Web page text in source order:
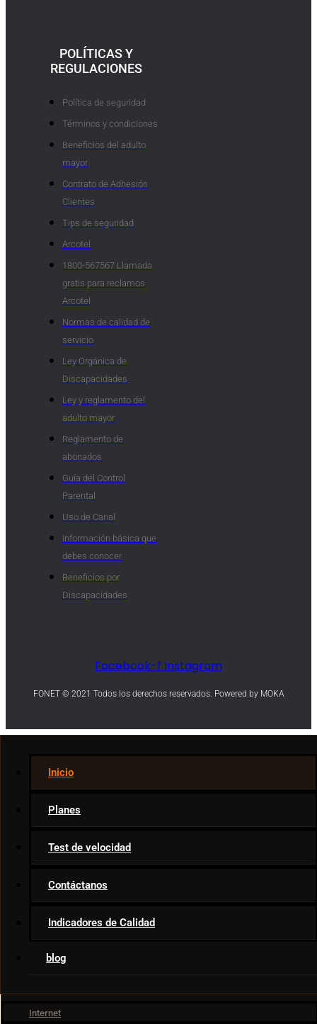
Internet
Telecom News
Smart Home
Game Tips
Inicio
Planes
Test de velocidad
Contáctanos
Indicadores de Calidad
blog
Internet
POLÍTICAS Y
REGULACIONES
Política de seguridad
Términos y condiciones
Beneficios del adulto
mayor
Contrato de Adhesión
Clientes
Tips de seguridad
Arcotel
1800-567567 Llamada
gratis para reclamos
Arcotel
Normas de calidad de
servicio
Ley Orgánica de
Discapacidades
Ley y reglamento del
adulto mayor
Reglamento de
abonados
Guía del Control
Parental
Uso de Canal
Información básica que
debes conocer
Beneficios por
Discapacidades​
Facebook-f Instagram
FONET © 2021 Todos los derechos reservados. Powered by MOKA